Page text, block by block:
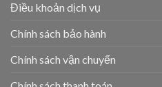
Điều khoản dịch vụ
Chính sách bảo hành
Chính sách vận chuyển